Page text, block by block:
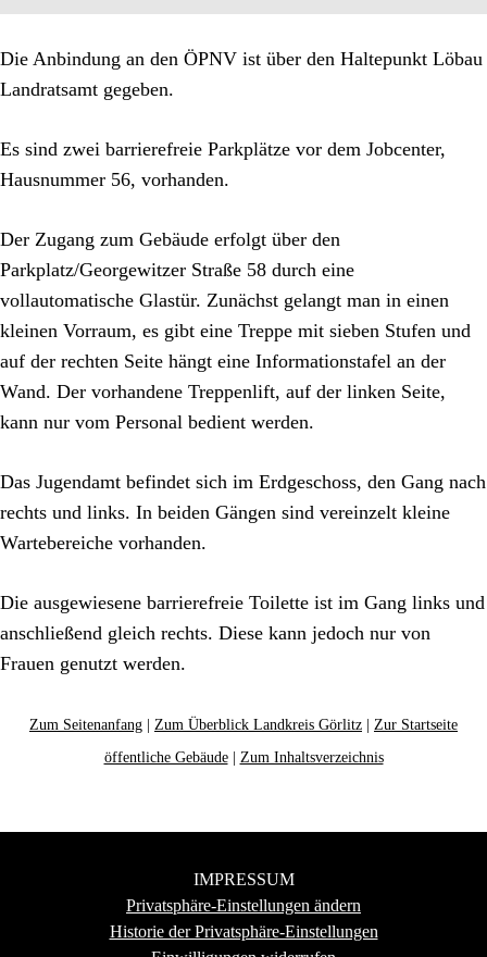
Die Anbindung an den ÖPNV ist über den Haltepunkt Löbau
Landratsamt gegeben.
Es sind zwei barrierefreie Parkplätze vor dem Jobcenter,
Hausnummer 56, vorhanden.
Der Zugang zum Gebäude erfolgt über den
Parkplatz/Georgewitzer Straße 58 durch eine
vollautomatische Glastür. Zunächst gelangt man in einen
kleinen Vorraum, es gibt eine Treppe mit sieben Stufen und
auf der rechten Seite hängt eine Informationstafel an der
Wand. Der vorhandene Treppenlift, auf der linken Seite,
kann nur vom Personal bedient werden.
Das Jugendamt befindet sich im Erdgeschoss, den Gang nach
rechts und links. In beiden Gängen sind vereinzelt kleine
Wartebereiche vorhanden.
Die ausgewiesene barrierefreie Toilette ist im Gang links und
anschließend gleich rechts. Diese kann jedoch nur von
Frauen genutzt werden.
Zum Seitenanfang Zum Überblick Landkreis Görlitz
Zur Startseite
öffentliche Gebäude| Zum Inhaltsverzeichnis
IMPRESSUM
Privatsphäre-Einstellungen ändern
Historie der Privatsphäre-Einstellungen